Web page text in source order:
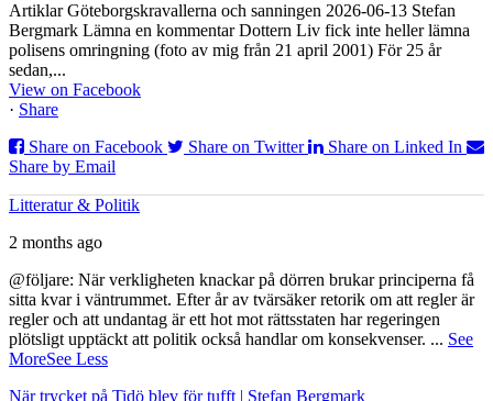
Artiklar Göteborgskravallerna och sanningen 2026-06-13 Stefan
Bergmark Lämna en kommentar Dottern Liv fick inte heller lämna
polisens omringning (foto av mig från 21 april 2001) För 25 år
sedan,...
View on Facebook
· Share
Share on Facebook
Share on Twitter
Share on Linked In
Share by Email
Litteratur & Politik
2 months ago
@följare: När verkligheten knackar på dörren brukar principerna få
sitta kvar i väntrummet. Efter år av tvärsäker retorik om att regler är
regler och att undantag är ett hot mot rättsstaten har regeringen
plötsligt upptäckt att politik också handlar om konsekvenser. ... See
MoreSee Less
När trycket på Tidö blev för tufft | Stefan Bergmark